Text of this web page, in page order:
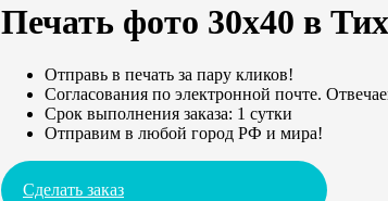
Печать фото 30х40 в
Отправь в печать за пару кликов!
Согласования по электронной почте.
Срок выполнения заказа: 1 сутки
Отправим в любой город РФ и мира!
Сделать заказ